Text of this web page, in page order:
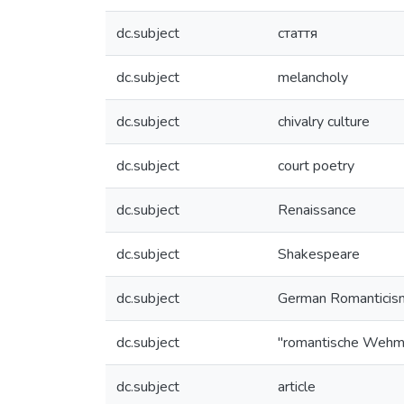
dc.subject стаття
dc.subject melancholy
dc.subject chivalry culture
dc.subject court poetry
dc.subject Renaissance
dc.subject Shakespeare
dc.subject German
dc.subject "romantische
dc.subject article